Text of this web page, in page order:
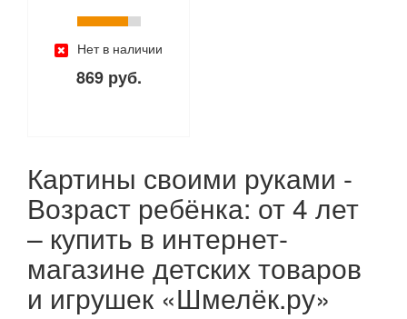
Нет в наличии
869 руб.
Картины своими руками -
Возраст ребёнка: от 4 лет
– купить в интернет-
магазине детских товаров
и игрушек «Шмелёк.ру»